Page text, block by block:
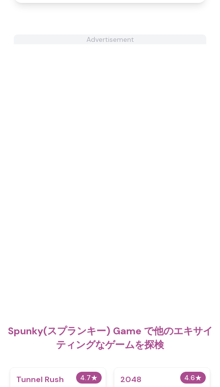
Advertisement
Spunky(スプランキー) Game で他のエキサイ
ティングなゲームを探検
4.7★
Tunnel Rush 4.6★
2048